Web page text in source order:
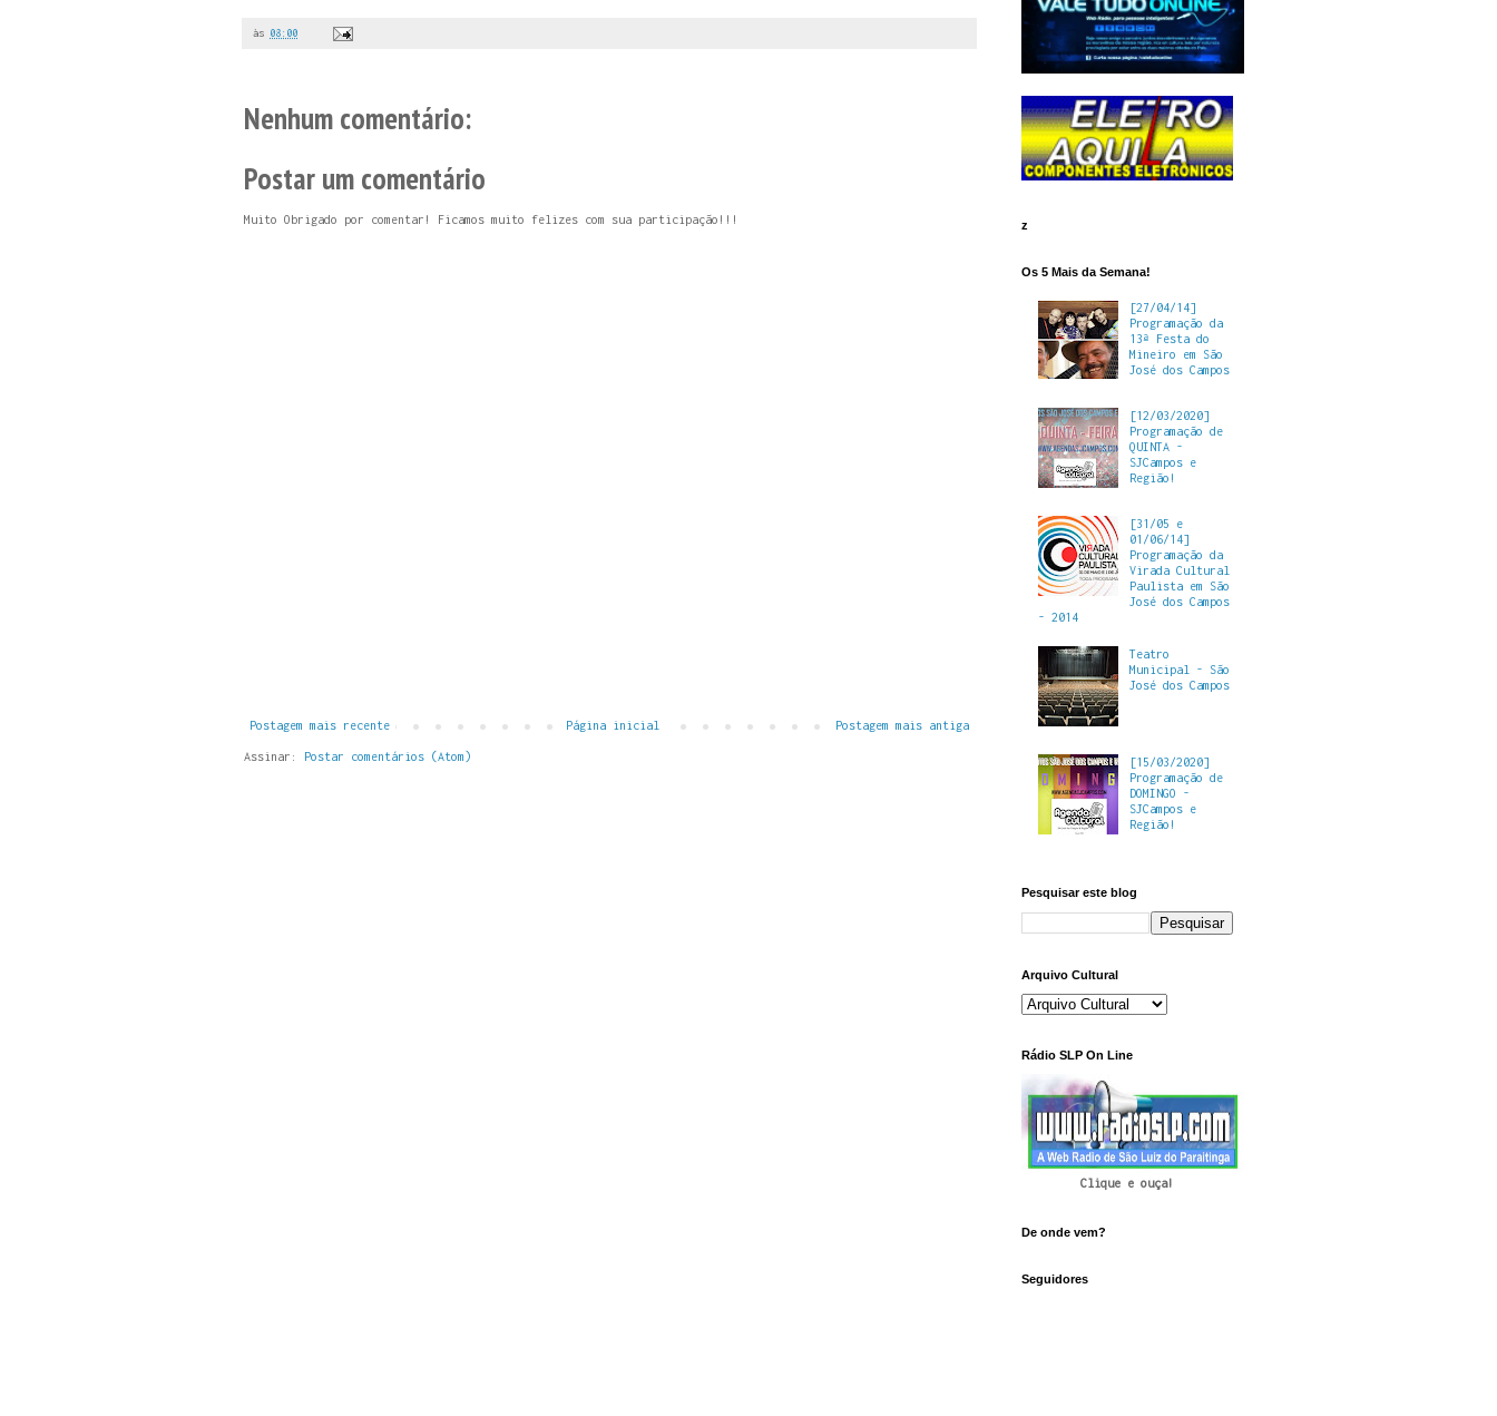
às 08:00
Nenhum comentário:
Postar um comentário
Muito Obrigado por comentar! Ficamos muito felizes com sua participação!!!
Postagem mais recente Postagem mais antiga
Página inicial
Assinar: Postar comentários (Atom)
z
Os 5 Mais da Semana!
[27/04/14]
Programação da
13ª Festa do
Mineiro em São
José dos Campos
[12/03/2020]
Programação de
QUINTA -
SJCampos e
Região!
[31/05 e
01/06/14]
Programação da
Virada Cultural
Paulista em São
José dos Campos
- 2014
Teatro
Municipal - São
José dos Campos
[15/03/2020]
Programação de
DOMINGO -
SJCampos e
Região!
Pesquisar este blog
Arquivo Cultural
Rádio SLP On Line
Clique e ouça!
De onde vem?
Seguidores